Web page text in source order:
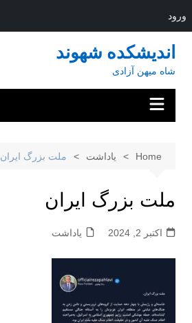
ورود
content
اندیشکده شهوند
شاه میهن آزادی
Home یاداشت ملت بزرگ ایران
ملت بزرگ ایران
اکتبر 2, 2024 یاداشت